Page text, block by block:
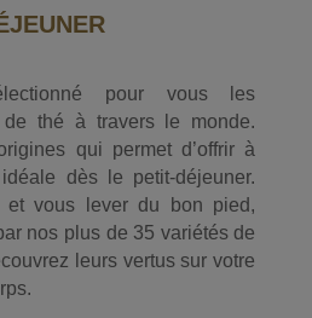
pour vous les
de thé à travers le monde.
qui permet d’offrir à
dès le petit-déjeuner.
et vous lever du bon pied,
nos plus de 35 variétés de
leurs vertus sur votre